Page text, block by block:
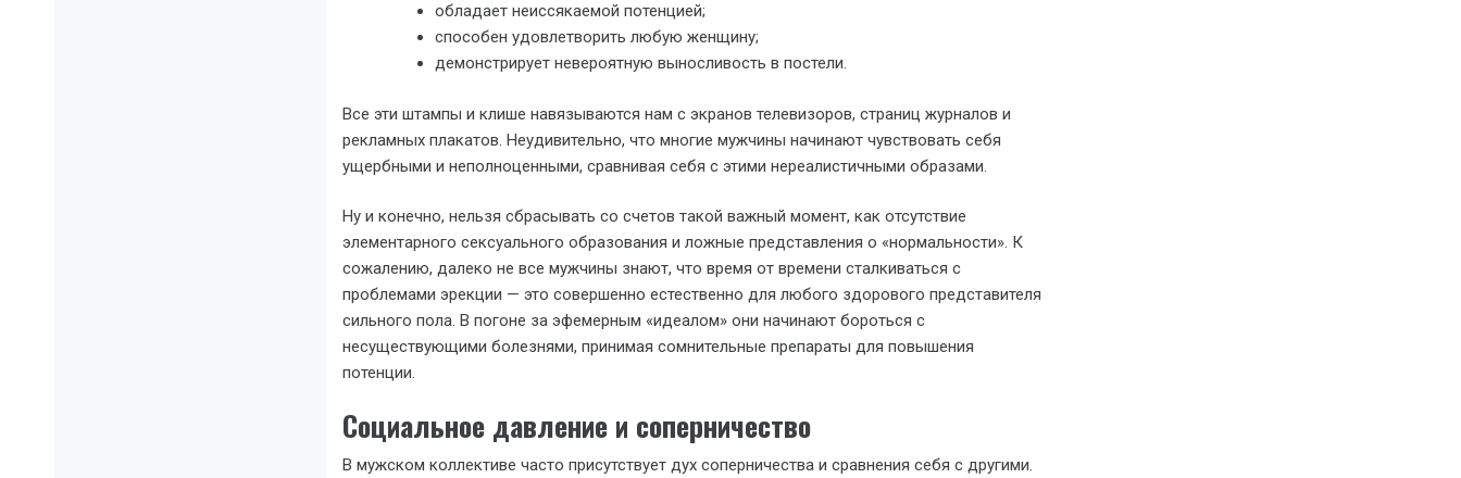
обладает неиссякаемой потенцией;
способен удовлетворить любую женщину;
демонстрирует невероятную выносливость в постели.
Все эти штампы и клише навязываются нам с экранов телевизоров, страниц журналов и
рекламных плакатов. Неудивительно, что многие мужчины начинают чувствовать себя
ущербными и неполноценными, сравнивая себя с этими нереалистичными образами.
Ну и конечно, нельзя сбрасывать со счетов такой важный момент, как отсутствие
элементарного сексуального образования и ложные представления о «нормальности». К
сожалению, далеко не все мужчины знают, что время от времени сталкиваться с
проблемами эрекции — это совершенно естественно для любого здорового представителя
сильного пола. В погоне за эфемерным «идеалом» они начинают бороться с
несуществующими болезнями, принимая сомнительные препараты для повышения
потенции.
Социальное давление и соперничество
В мужском коллективе часто присутствует дух соперничества и сравнения себя с другими.